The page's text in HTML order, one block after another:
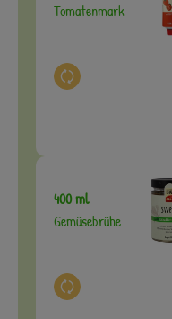
Tomatenmark
Auswahl ändern
400 ml
Gemüsebrühe
Auswahl ändern